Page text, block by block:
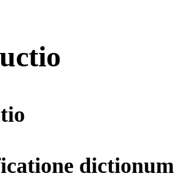
dictionum